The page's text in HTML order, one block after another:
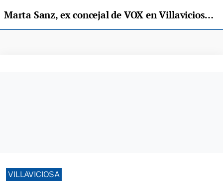
Marta Sanz, ex concejal de VOX en Villaviciosa: «Ahora mismo, me siento utilizada por VOX»
VILLAVICIOSA